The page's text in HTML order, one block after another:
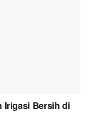
Irigasi Bersih di